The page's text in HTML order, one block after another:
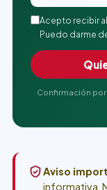
Acepto recibir
Puedo darme
Confirmación
Aviso
informativa.